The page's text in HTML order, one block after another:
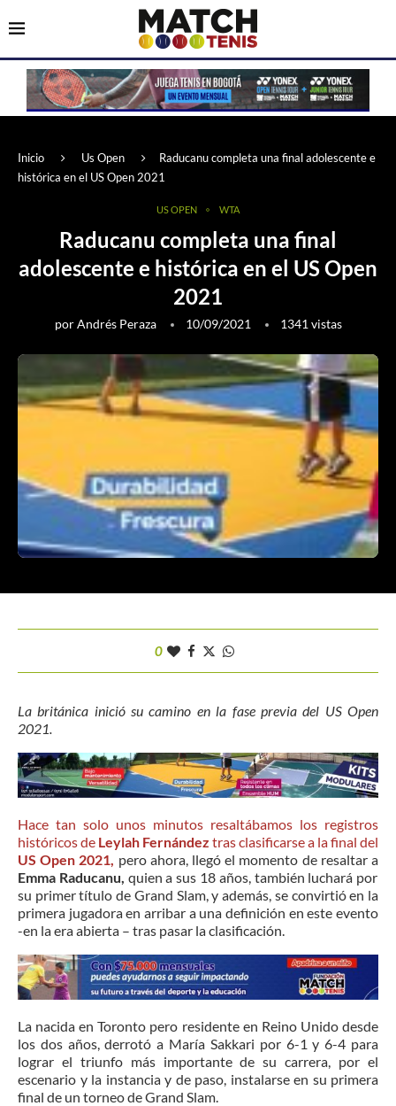
Inicio Us Open
Raducanu completa una final adolescente e
histórica en el US Open 2021
US OPEN WTA
Raducanu completa una final
adolescente e histórica en el US Open
2021
porAndrés Peraza 10/09/2021 1341 vistas
0
La británica inició su camino en la fase previa del US Open
2021.
Hace tan solo unos minutos resaltábamos los registros
históricos de Leylah Fernández tras clasificarse a la final del
US Open 2021,
pero ahora, llegó el momento de resaltar a
Emma Raducanu, quien a sus 18 años, también luchará por
su primer título de Grand Slam, y además, se convirtió en la
primera jugadora en arribar a una definición en este evento
-en la era abierta – tras pasar la clasificación.
La nacida en Toronto pero residente en Reino Unido desde
los dos años, derrotó a María Sakkari por 6-1 y 6-4 para
lograr el triunfo más importante de su carrera, por el
escenario y la instancia y de paso, instalarse en su primera
final de un torneo de Grand Slam.